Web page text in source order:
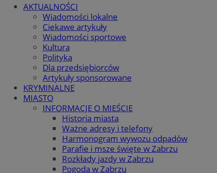
AKTUALNOŚCI
Wiadomości lokalne
Ciekawe artykuły
Wiadomości sportowe
Kultura
Polityka
Dla przedsiębiorców
Artykuły sponsorowane
KRYMINALNE
MIASTO
INFORMACJE O MIEŚCIE
Historia miasta
Ważne adresy i telefony
Harmonogram wywozu odpadów
Parafie i msze święte w Zabrzu
Rozkłady jazdy w Zabrzu
Pogoda w Zabrzu